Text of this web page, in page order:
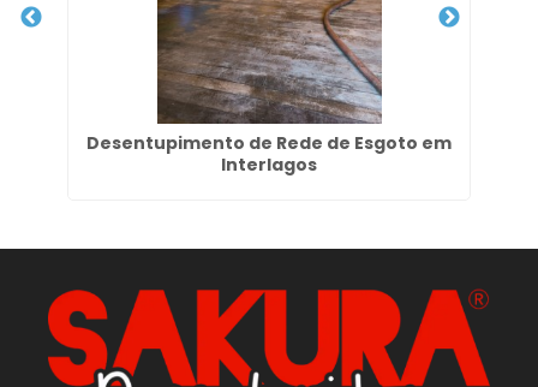
Desentupimento de Rede de Esgoto em
Interlagos